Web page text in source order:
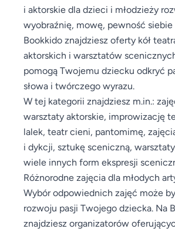
i aktorskie dla dzieci i młodzieży
wyobraźnię, mowę, pewność siebie
Bookkido znajdziesz oferty kół
aktorskich i warsztatów
pomogą Twojemu dziecku odkryć
słowa i twórczego wyrazu.
W tej kategorii znajdziesz m.in.:
warsztaty aktorskie, improwizację
lalek, teatr cieni, pantomimę,
i dykcji, sztukę sceniczną,
wiele innych form ekspresji
Różnorodne zajęcia dla młodych
Wybór odpowiednich zajęć może
rozwoju pasji Twojego dziecka. Na
znajdziesz organizatorów